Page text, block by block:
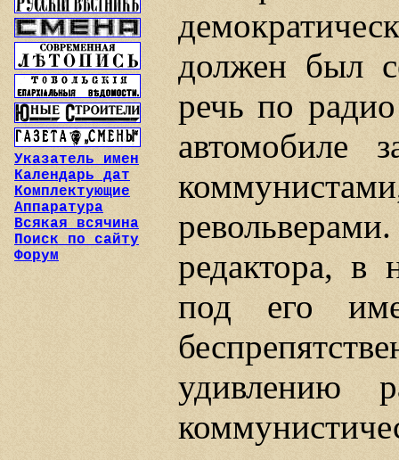
Указатель имен
Календарь дат
Комплектующие
Аппаратура
Всякая всячина
Поиск по сайту
Форум
должен был
речь по
автомобиле
редактора, в
под его
удивлению